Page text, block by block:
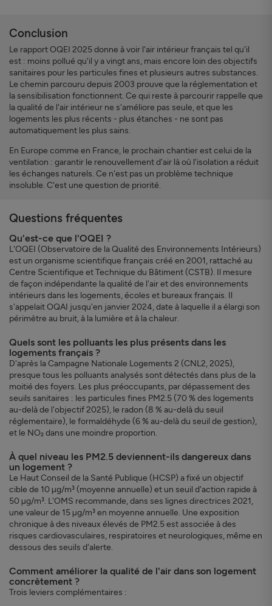
Conclusion
Le rapport OQEI 2025 donne à voir l'air intérieur français tel qu'il
est : moins pollué qu'il y a vingt ans, mais encore loin des objectifs
sanitaires pour les particules fines et plusieurs autres substances.
Le chemin parcouru depuis 2003 prouve que la réglementation et
la sensibilisation fonctionnent. Ce qui reste à parcourir rappelle que
la qualité de l'air intérieur ne s'améliore pas seule, et que les
logements les plus récents - plus étanches - ne sont pas
automatiquement les plus sains.
En Europe comme en France, le prochain chantier est celui de la
ventilation : garantir le renouvellement d'air là où l'isolation a réduit
les échanges naturels. Ce n'est pas un problème technique
insoluble. C'est une question de priorité.
Questions fréquentes
Qu'est-ce que l'OQEI ?
L'OQEI (Observatoire de la Qualité des Environnements Intérieurs)
est un organisme scientifique français créé en 2001, rattaché au
Centre Scientifique et Technique du Bâtiment (CSTB). Il mesure
de façon indépendante la qualité de l'air et des environnements
intérieurs dans les logements, écoles et bureaux français. Il
s'appelait OQAI jusqu'en janvier 2024, date à laquelle il a élargi son
périmètre au bruit, à la lumière et à la chaleur.
Quels sont les polluants les plus présents dans les
logements français ?
D'après la Campagne Nationale Logements 2 (CNL2, 2025),
presque tous les polluants analysés sont détectés dans plus de la
moitié des foyers. Les plus préoccupants, par dépassement des
seuils sanitaires : les particules fines PM2.5 (70 % des logements
au-delà de l'objectif 2025), le radon (8 % au-delà du seuil
réglementaire), le formaldéhyde (6 % au-delà du seuil de gestion),
et le NO₂ dans une moindre proportion.
À quel niveau les PM2.5 deviennent-ils dangereux dans
un logement ?
Le Haut Conseil de la Santé Publique (HCSP) a fixé un objectif
cible de 10 µg/m³ (moyenne annuelle) et un seuil d'action rapide à
50 µg/m³. L'OMS recommande, dans ses lignes directrices 2021,
une valeur de 15 µg/m³ en moyenne annuelle. Une exposition
chronique à des niveaux élevés de PM2.5 est associée à des
risques cardiovasculaires, respiratoires et neurologiques, même en
dessous des seuils d'alerte.
Comment améliorer la qualité de l'air dans son logement
concrètement ?
Trois leviers complémentaires :